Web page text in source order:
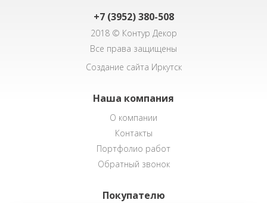
+7 (3952) 380-508
2018 © Контур Декор
Все права защищены
Создание сайта Иркутск
Наша компания
О компании
Контакты
Портфолио работ
Обратный звонок
Покупателю